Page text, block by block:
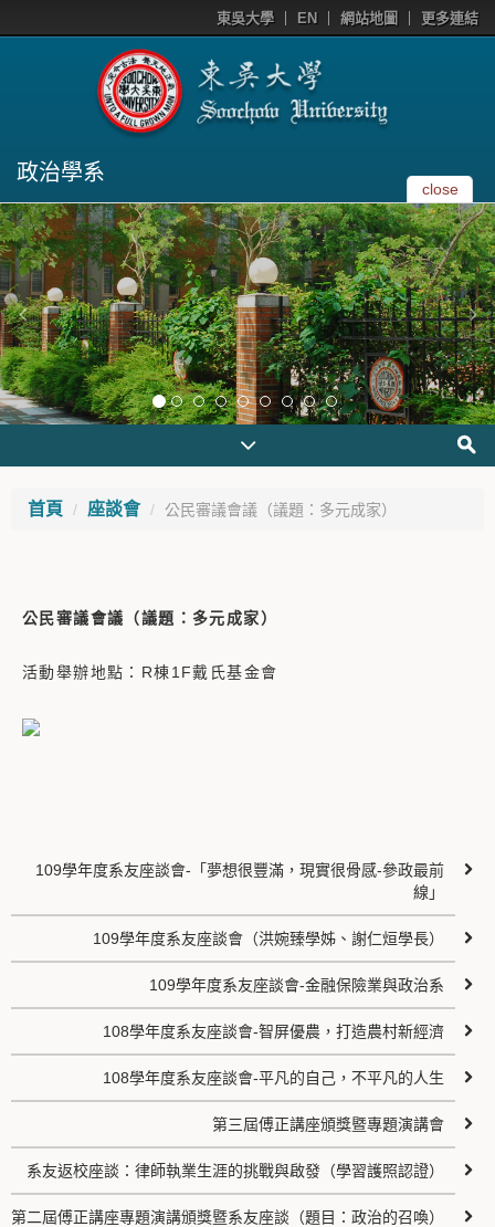
東吳大學 EN 網站地圖 更多連結
政治學系
close
首頁 座談會 公民審議會議（議題：多元成家）
公民審議會議（議題：多元成家）
活動舉辦地點：R棟1F戴氏基金會
109學年度系友座談會-「夢想很豐滿，現實很骨感-參政最前
線」
109學年度系友座談會（洪婉臻學姊、謝仁烜學長）
109學年度系友座談會-金融保險業與政治系
108學年度系友座談會-智屏優農，打造農村新經濟
108學年度系友座談會-平凡的自己，不平凡的人生
第三屆傅正講座頒獎暨專題演講會
系友返校座談：律師執業生涯的挑戰與啟發（學習護照認證）
第二屆傅正講座專題演講頒獎暨系友座談（題目：政治的召喚）